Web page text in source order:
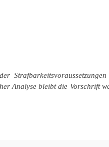
Analyse bleibt die Vorschrift